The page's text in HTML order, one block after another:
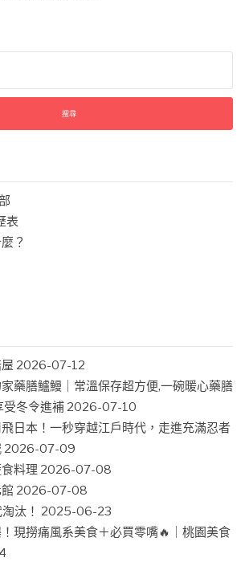
表
？
2026-07-12
家藥膳鱸鰻｜常溫保存超方便,一碗暖心藥膳
受冬令進補 2026-07-10
日本！一秒穿越江戶時代，走進充滿忍者
2026-07-09
料理 2026-07-08
2026-07-08
汰！ 2025-06-23
現撈痛風系美食＋必買零嘴🔥｜桃園美食